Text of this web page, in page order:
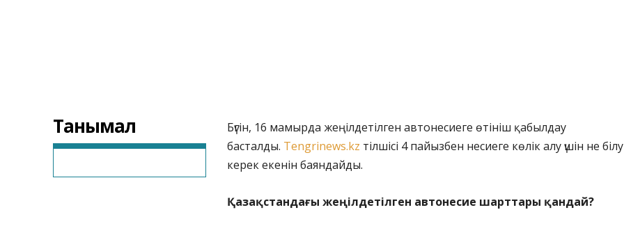
Танымал
Бүгін, 16 мамырда жеңілдетілген автонесиеге өтініш қабылдау
басталды. Tengrinews.kz тілшісі 4 пайызбен несиеге көлік алу үшін не білу
керек екенін баяндайды.
Қазақстандағы жеңілдетілген автонесие шарттары қандай?